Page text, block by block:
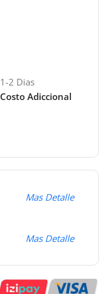
1-2 Dias
Costo Adiccional
Mas Detalle
Mas Detalle